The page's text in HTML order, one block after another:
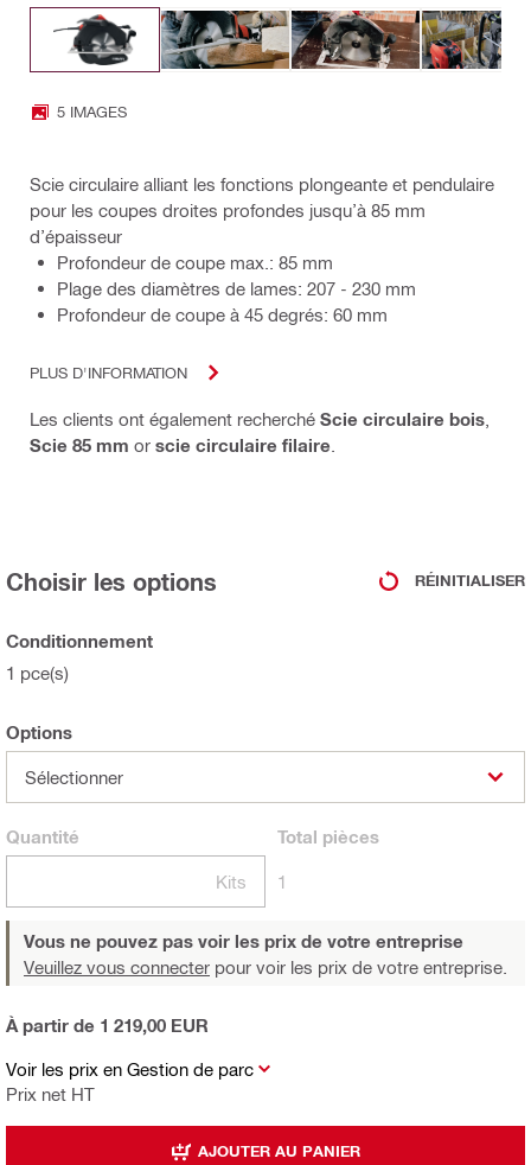
5 IMAGES
Scie circulaire alliant les fonctions plongeante et pendulaire
pour les coupes droites profondes jusqu’à 85 mm
d’épaisseur
Profondeur de coupe max.: 85 mm
Plage des diamètres de lames: 207 - 230 mm
Profondeur de coupe à 45 degrés: 60 mm
PLUS D'INFORMATION
Les clients ont également recherché Scie circulaire bois
Scie 85 mm or scie circulaire filaire
Choisir les options RÉINITIALISER
Conditionnement
1 pce(s)
Options
Sélectionner
Quantité
Kits
Total pièces
1
Vous ne pouvez pas voir les prix de votre entreprise
Veuillez vous connecter pour voir les prix de votre entreprise.
Voir les prix en Gestion de parc
Prix net HT
À partir de 1 219,00 EUR
AJOUTER AU PANIER